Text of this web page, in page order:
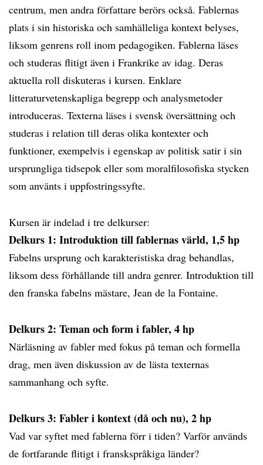
centrum, men andra författare berörs också. Fablernas
plats i sin historiska och samhälleliga kontext belyses,
liksom genrens roll inom pedagogiken. Fablerna läses
och studeras flitigt även i Frankrike av idag. Deras
aktuella roll diskuteras i kursen. Enklare
litteraturvetenskapliga begrepp och analysmetoder
introduceras. Texterna läses i svensk översättning och
studeras i relation till deras olika kontexter och
funktioner, exempelvis i egenskap av politisk satir i sin
ursprungliga tidsepok eller som moralfilosofiska stycken
som använts i uppfostringssyfte.
Kursen är indelad i tre delkurser:
Delkurs 1: Introduktion till fablernas värld, 1,5 hp
Fabelns ursprung och karakteristiska drag behandlas,
liksom dess förhållande till andra genrer. Introduktion till
den franska fabelns mästare, Jean de la Fontaine.
Delkurs 2: Teman och form i fabler, 4 hp
Närläsning av fabler med fokus på teman och formella
drag, men även diskussion av de lästa texternas
sammanhang och syfte.
Delkurs 3: Fabler i kontext (då och nu), 2 hp
Vad var syftet med fablerna förr i tiden? Varför används
de fortfarande flitigt i franskspråkiga länder?